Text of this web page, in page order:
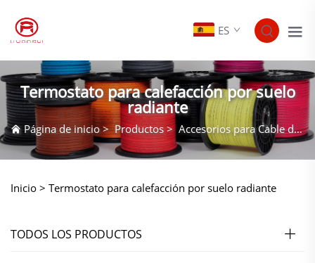
ES
Termostato para calefacción por suelo
radiante
Página de inicio>Productos> Accesorios para Cable de Calefacción
Inicio > Termostato para calefacción por suelo radiante
TODOS LOS PRODUCTOS